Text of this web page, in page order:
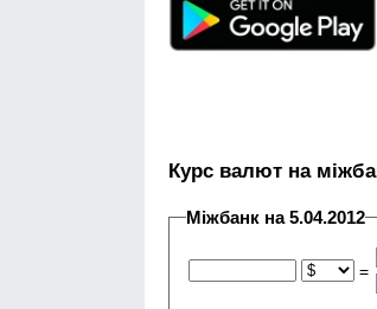
Курс валют на
Міжбанк на 5.04.2012
=